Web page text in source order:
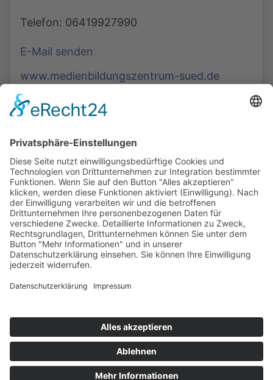
Telefon: 06419927990
E-Mail senden
www.medienbildungszentrum-sued.de
Podcasts, Themen und Informationen.
Entdecken Sie unser Forum für Medien, Bildung
und Demokratie - jederzeit und überall
verfügbar.
Mehr erfahren
COOKIE-EINSTELLUNGEN